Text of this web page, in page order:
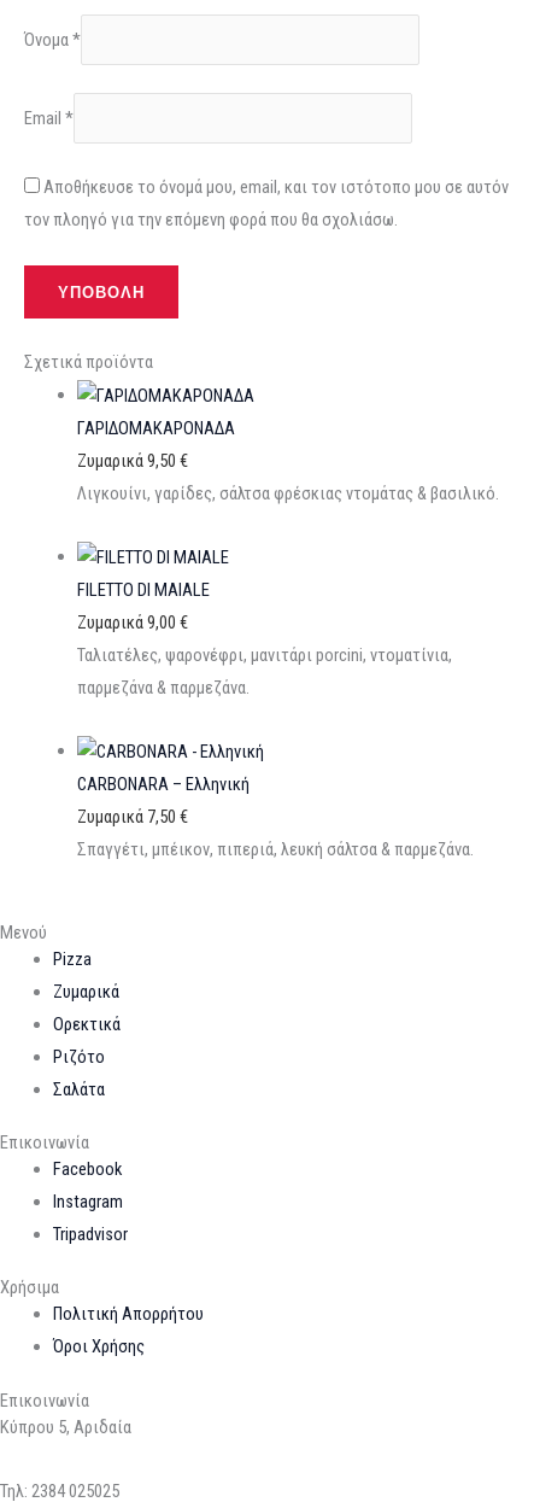
Όνομα*
Email *
Αποθήκευσε το όνομά μου, email, και τον ιστότοπο μου σε αυτόν
τον πλοηγό για την επόμενη φορά που θα σχολιάσω.
Σχετικά προϊόντα
ΓΑΡΙΔΟΜΑΚΑΡΟΝΑΔΑ
Ζυμαρικά9,50 €
Λιγκουίνι, γαρίδες, σάλτσα φρέσκιας ντομάτας & βασιλικό.
FILETTO DI MAIALE
Ζυμαρικά9,00 €
Ταλιατέλες, ψαρονέφρι, μανιτάρι porcini, ντοματίνια,
παρμεζάνα & παρμεζάνα.
CARBONARA – Ελληνική
Ζυμαρικά 7,50 €
Σπαγγέτι, μπέικον, πιπεριά, λευκή σάλτσα & παρμεζάνα.
Μενού
Pizza
Ζυμαρικά
Ορεκτικά
Ριζότο
Σαλάτα
Επικοινωνία
Facebook
Instagram
Tripadvisor
Χρήσιμα
Πολιτική Απορρήτου
Όροι Χρήσης
Επικοινωνία
Κύπρου 5, Αριδαία
Τηλ: 2384 025025